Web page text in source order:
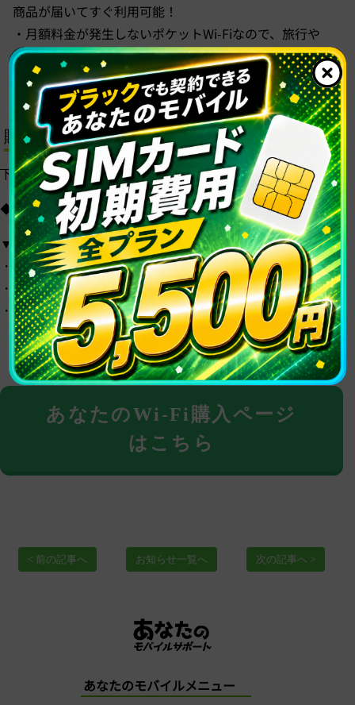
商品が届いてすぐ利用可能！
・月額料金が発生しないポケットWi-Fiなので、旅行や
ビジネス・短期的にたくさんギガを使いたい方におスス
メです。
購入方法
下記の特設ページよりご購入いただけます。
◆あなたのWi-Fiページ：https://anatano-mobile.com/prepaid-wifi
▼支払い方法
・クレジットカード
・コンビニ支払い（手数料300円が別途発生します）
・あと払い（ペイディ）
あなたのWi-Fi購入ページ
はこちら
< 前の記事へ お知らせ一覧へ 次の記事へ >
あなたのモバイルメニュー